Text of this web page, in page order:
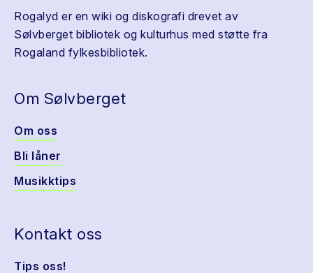
Rogalyd er en wiki og diskografi drevet av
Sølvberget bibliotek og kulturhus med støtte fra
Rogaland fylkesbibliotek.
Om Sølvberget
Om oss
Bli låner
Musikktips
Kontakt oss
Tips oss!